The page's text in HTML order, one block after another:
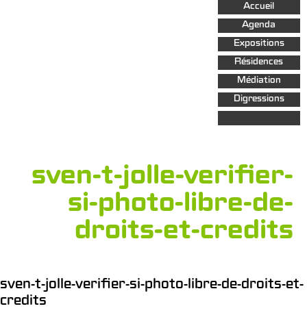
Aller au
contenu
principal
Accueil
Agenda
Expositions
Résidences
Médiation
Digressions
sven-t-jolle-verifier-
si-photo-libre-de-
droits-et-credits
sven-t-jolle-verifier-si-photo-libre-de-droits-et-
credits